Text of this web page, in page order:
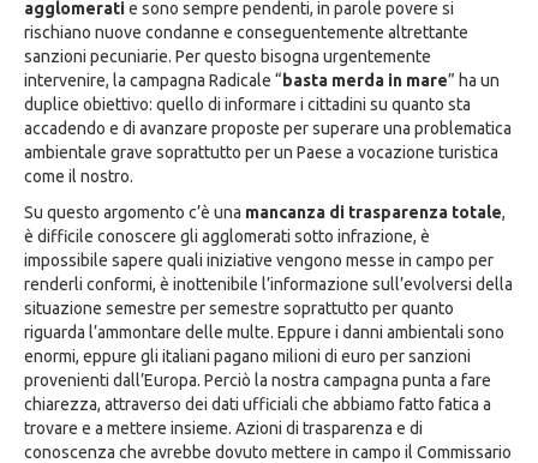
agglomeratie sono sempre pendenti, in parole povere si
rischiano nuove condanne e conseguentemente altrettante
sanzioni pecuniarie. Per questo bisogna urgentemente
intervenire, la campagna Radicale “ basta merda in mare” ha un
duplice obiettivo: quello di informare i cittadini su quanto sta
accadendo e di avanzare proposte per superare una problematica
ambientale grave soprattutto per un Paese a vocazione turistica
come il nostro.
Su questo argomento c’è una mancanza di trasparenza totale,
è difficile conoscere gli agglomerati sotto infrazione, è
impossibile sapere quali iniziative vengono messe in campo per
renderli conformi, è inottenibile l’informazione sull’evolversi della
situazione semestre per semestre soprattutto per quanto
riguarda l’ammontare delle multe. Eppure i danni ambientali sono
enormi, eppure gli italiani pagano milioni di euro per sanzioni
provenienti dall’Europa. Perciò la nostra campagna punta a fare
chiarezza, attraverso dei dati ufficiali che abbiamo fatto fatica a
trovare e a mettere insieme. Azioni di trasparenza e di
conoscenza che avrebbe dovuto mettere in campo il Commissario